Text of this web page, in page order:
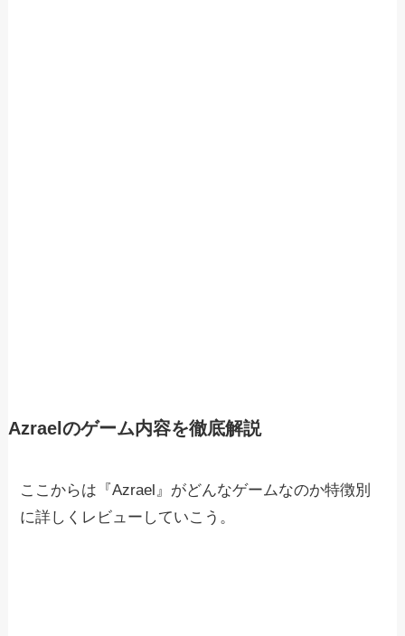
Azraelのゲーム内容を徹底解説
ここからは『Azrael』がどんなゲームなのか特徴別
に詳しくレビューしていこう。